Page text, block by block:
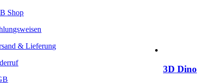
3D Dino
Shop
& Lieferung